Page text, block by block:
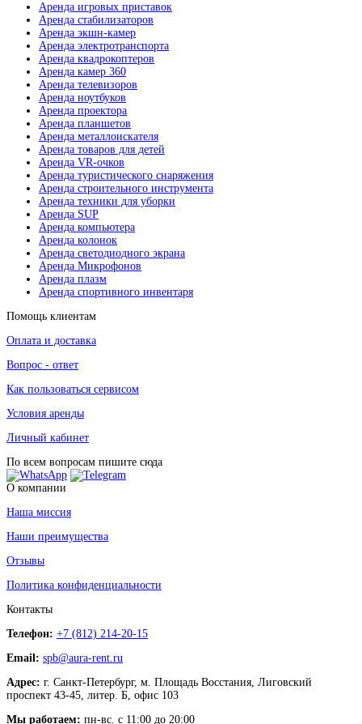
Аренда игровых приставок
Аренда стабилизаторов
Аренда экшн-камер
Аренда электротранспорта
Аренда квадрокоптеров
Аренда камер 360
Аренда телевизоров
Аренда ноутбуков
Аренда проектора
Аренда планшетов
Аренда металлоискателя
Аренда товаров для детей
Аренда VR-очков
Аренда туристического снаряжения
Аренда строительного инструмента
Аренда техники для уборки
Аренда SUP
Аренда компьютера
Аренда колонок
Аренда светодиодного экрана
Аренда Микрофонов
Аренда плазм
Аренда спортивного инвентаря
Помощь клиентам
Оплата и доставка
Вопрос - ответ
Как пользоваться сервисом
Условия аренды
Личный кабинет
По всем вопросам пишите сюда
О компании
Наша миссия
Наши преимущества
Отзывы
Политика конфиденциальности
Контакты
Телефон: +7 (812) 214-20-15
Email: spb@aura-rent.ru
Адрес: г. Санкт-Петербург, м. Площадь Восстания, Лиговский
проспект 43-45, литер. Б, офис 103
Мы работаем: пн-вс. с 11:00 до 20:00